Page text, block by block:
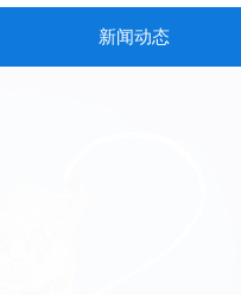
新闻动态